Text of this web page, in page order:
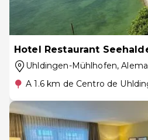
Hotel Restaurant
Uhldingen-Mühlhofen,
A 1.6 km de Centro de